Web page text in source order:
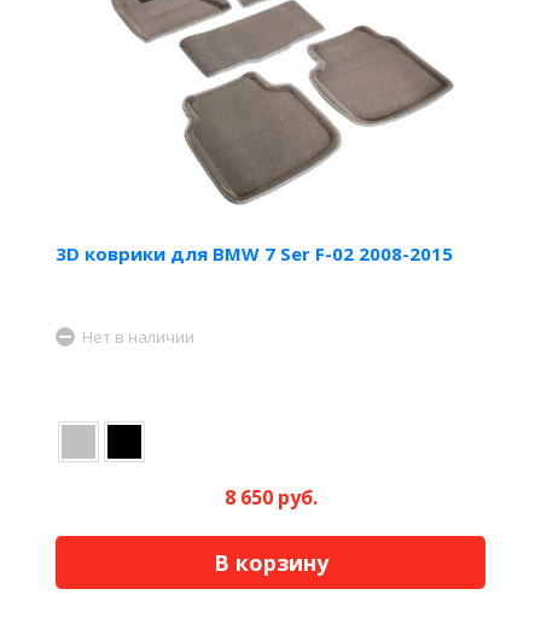
3D коврики для BMW 7 Ser F-02 2008-2015
Нет в наличии
8 650 руб.
В корзину